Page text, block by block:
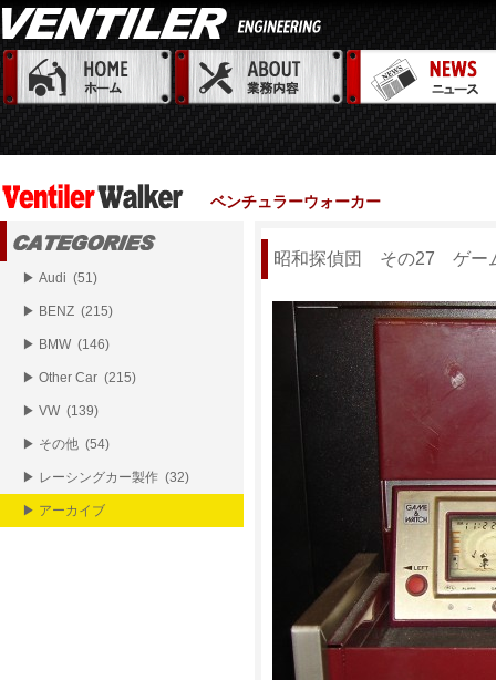
ベンチュラーウォーカー
昭和探偵団 その27 ゲー
▶ Audi (51)
▶ BENZ (215)
▶ BMW (146)
▶ Other Car (215)
▶ VW (139)
▶ その他 (54)
▶ レーシングカー製作 (32)
▶ アーカイブ